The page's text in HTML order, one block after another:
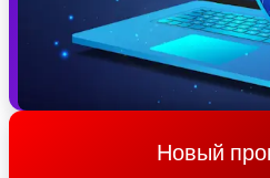
Новый